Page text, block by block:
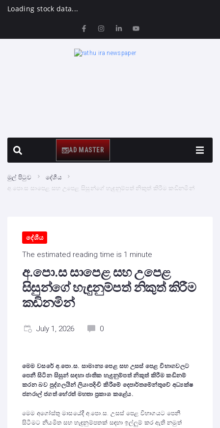
Loading stock data...
AD MASTER
මුල් පිටුව
දේශීය
අ.පො.ස සාපෙළ සහ උපෙළ සිසුන්ගේ හැඳුනුම්පත් නිකුත් කිරීම කඩිනමින්
දේශීය
The estimated reading time is 1 minute
අ.පො.ස සාපෙළ සහ උපෙළ
සිසුන්ගේ හැඳුනුම්පත් නිකුත් කිරීම
කඩිනමින්
July 1, 2026 0
මෙම වසරේ අ.පො.ස. සාමාන්‍ය පෙළ සහ උසස් පෙළ විභාගවලට
පෙනී සිටින සිසුන් සඳහා ජාතික හැඳුනුම්පත් නිකුත් කිරීම කඩිනම්
කරන බව පුද්ගලයින් ලියාපදිංචි කිරීමේ දෙපාර්තමේන්තුවේ අධ්‍යක්ෂ
ජනරාල් ජගත් හේරත් මහතා ප්‍රකාශ කළේය.
මෙම අගෝස්තු මාසයේදී අ.පො.ස. උසස් පෙළ විභාගයට පෙනී
සිටීමට නියමිත සහ හැඳුනුම්පතක් සඳහා ඉල්ලුම් කර ඇති නමුත්